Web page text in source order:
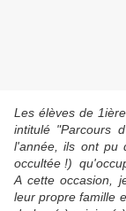
Les élèves de
intitulé "Parcours
l'année, ils ont pu
occultée !)
A cette occasion,
leur propre famille